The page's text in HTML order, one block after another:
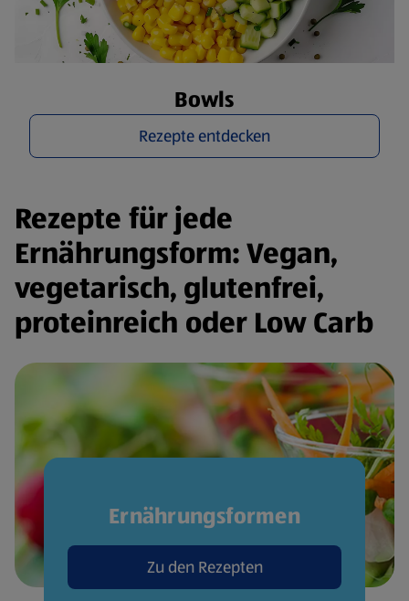
Bowls
Rezepte entdecken
Rezepte für jede
Ernährungsform: Vegan,
vegetarisch, glutenfrei,
proteinreich oder Low Carb
Ernährungsformen
Zu den Rezepten